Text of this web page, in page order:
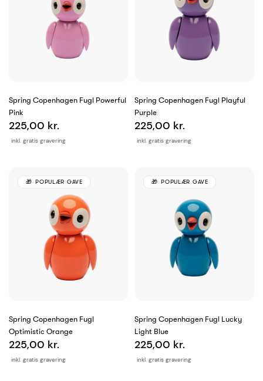
Spring Copenhagen Fugl Powerful
Pink
inkl. gratis gravering
225,00 kr.
Spring Copenhagen Fugl Playful
Purple
inkl. gratis gravering
225,00 kr.
Spring Copenhagen Fugl
Optimistic Orange
inkl. gratis gravering
225,00 kr.
POPULÆR GAVE
Spring Copenhagen Fugl Lucky
Light Blue
inkl. gratis gravering
225,00 kr.
POPULÆR GAVE